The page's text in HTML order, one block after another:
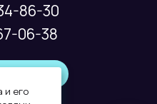
86-30
06-38
и его